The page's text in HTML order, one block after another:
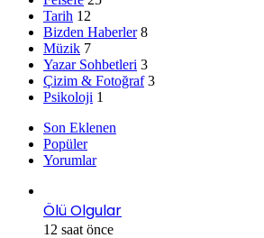
Tarih 12
Bizden Haberler 8
Müzik 7
Yazar Sohbetleri 3
Çizim & Fotoğraf 3
Psikoloji 1
Son Eklenen
Popüler
Yorumlar
Ölü Olgular
12 saat önce